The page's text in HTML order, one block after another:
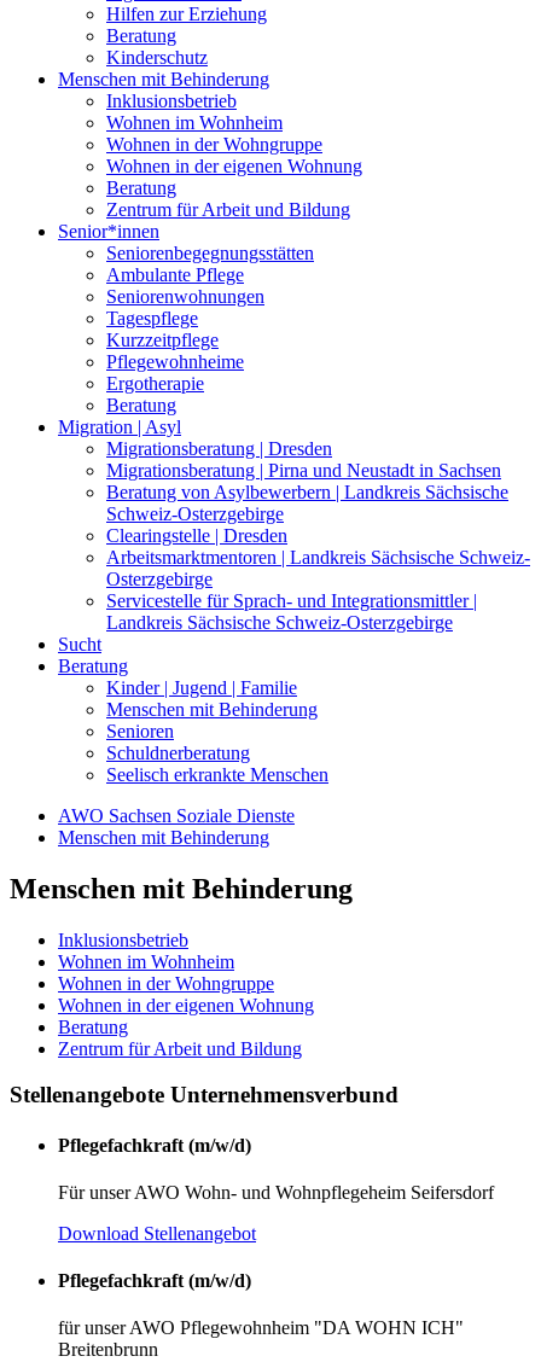
Hilfen zur Erziehung
Beratung
Kinderschutz
Menschen mit Behinderung
Inklusionsbetrieb
Wohnen im Wohnheim
Wohnen in der Wohngruppe
Wohnen in der eigenen Wohnung
Beratung
Zentrum für Arbeit und Bildung
Senior*innen
Seniorenbegegnungsstätten
Ambulante Pflege
Seniorenwohnungen
Tagespflege
Kurzzeitpflege
Pflegewohnheime
Ergotherapie
Beratung
Migration | Asyl
Migrationsberatung | Dresden
Migrationsberatung | Pirna und Neustadt in Sachsen
Beratung von Asylbewerbern | Landkreis Sächsische
Schweiz-Osterzgebirge
Clearingstelle | Dresden
Arbeitsmarktmentoren | Landkreis Sächsische Schweiz-
Osterzgebirge
Servicestelle für Sprach- und Integrationsmittler |
Landkreis Sächsische Schweiz-Osterzgebirge
Sucht
Beratung
Kinder | Jugend | Familie
Menschen mit Behinderung
Senioren
Schuldnerberatung
Seelisch erkrankte Menschen
AWO Sachsen Soziale Dienste
Menschen mit Behinderung
Menschen mit Behinderung
Inklusionsbetrieb
Wohnen im Wohnheim
Wohnen in der Wohngruppe
Wohnen in der eigenen Wohnung
Beratung
Zentrum für Arbeit und Bildung
Stellenangebote Unternehmensverbund
Pflegefachkraft (m/w/d)
Für unser AWO Wohn- und Wohnpflegeheim Seifersdorf
Download Stellenangebot
Pflegefachkraft (m/w/d)
für unser AWO Pflegewohnheim "DA WOHN ICH"
Breitenbrunn